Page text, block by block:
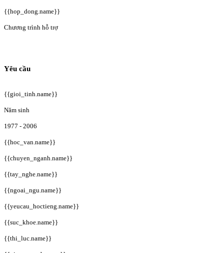
{{hop_dong.name}}
Chương trình hỗ trợ
Yêu cầu
{{gioi_tinh.name}}
Năm sinh
1977 - 2006
{{hoc_van.name}}
{{chuyen_nganh.name}}
{{tay_nghe.name}}
{{ngoai_ngu.name}}
{{yeucau_hoctieng.name}}
{{suc_khoe.name}}
{{thi_luc.name}}